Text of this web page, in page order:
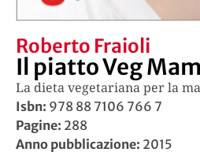
Roberto Fraioli
Il piatto Veg
La dieta vegetariana per la
Isbn: 978 88 7106 766 7
Pagine: 288
Anno pubblicazione: 2015